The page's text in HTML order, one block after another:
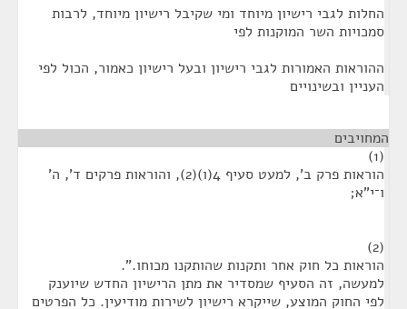
החלות לגבי רישיון מיוחד ומי שקיבל רישיון מיוחד, לרבות
סמכויות השר המוקנות לפי
ההוראות האמורות לגבי רישיון ובעל רישיון כאמור, הכול לפי
העניין ובשינויים
המחויבים
(1)
הוראות פרק ב', למעט סעיף 4(ו)(2), והוראות פרקים ד', ה'
ו־י"א;
(2)
הוראות כל חוק אחר ותקנות שהותקנו מכוחו.".
למעשה, זה הסעיף שמסדיר את מתן הרישיון החדש שיוענק
לפי החוק המוצע, שייקרא רישיון לשירות מודיעין. כל הפרטים